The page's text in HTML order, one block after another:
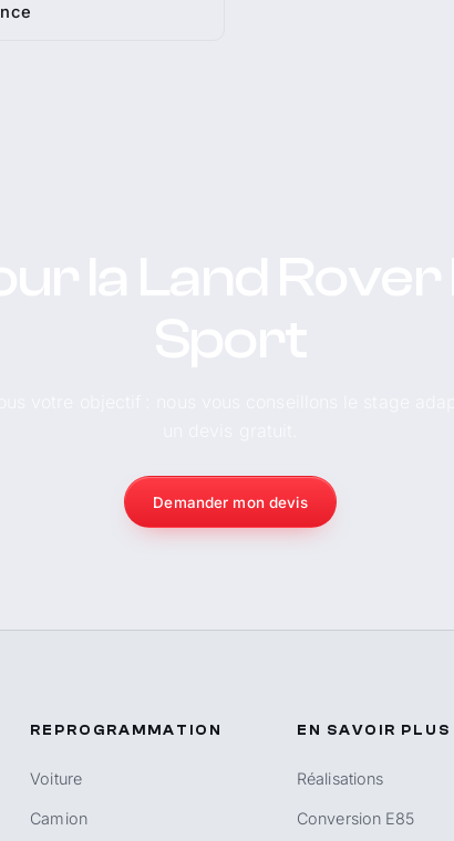
Demander mon devis
REPROGRAMMATION
Voiture
Camion
EN SAVOIR PLUS
Réalisations
Conversion E85